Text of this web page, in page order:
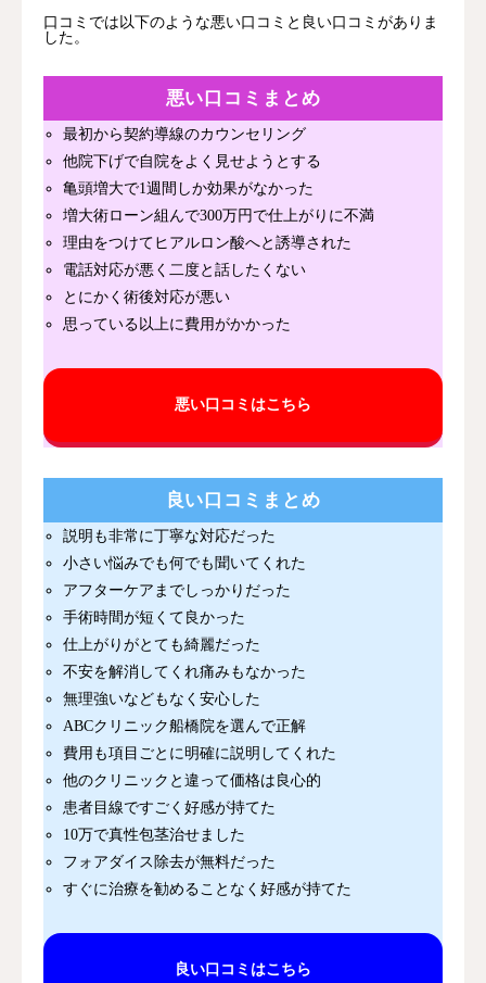
口コミでは以下のような悪い口コミと良い口コミがありま
した。
悪い口コミまとめ
最初から契約導線のカウンセリング
他院下げで自院をよく見せようとする
亀頭増大で1週間しか効果がなかった
増大術ローン組んで300万円で仕上がりに不満
理由をつけてヒアルロン酸へと誘導された
電話対応が悪く二度と話したくない
とにかく術後対応が悪い
思っている以上に費用がかかった
悪い口コミはこちら
良い口コミまとめ
説明も非常に丁寧な対応だった
小さい悩みでも何でも聞いてくれた
アフターケアまでしっかりだった
手術時間が短くて良かった
仕上がりがとても綺麗だった
不安を解消してくれ痛みもなかった
無理強いなどもなく安心した
ABCクリニック船橋院を選んで正解
費用も項目ごとに明確に説明してくれた
他のクリニックと違って価格は良心的
患者目線ですごく好感が持てた
10万で真性包茎治せました
フォアダイス除去が無料だった
すぐに治療を勧めることなく好感が持てた
良い口コミはこちら